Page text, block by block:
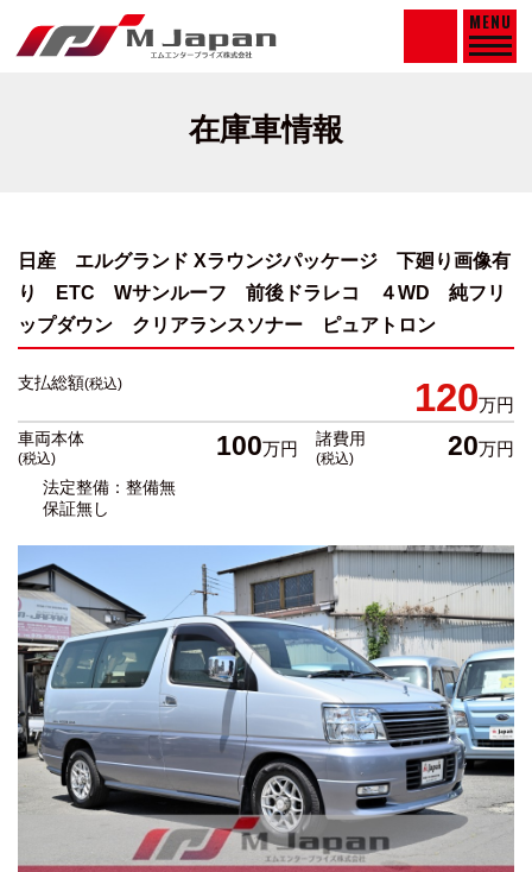
MENU
在庫車情報
日産 エルグランド Xラウンジパッケージ 下廻り画像有
り ETC Wサンルーフ 前後ドラレコ ４WD 純フリ
ップダウン クリアランスソナー ピュアトロン
支払総額(税込) 120万円
車両本体
(税込) 100万円 諸費用
(税込) 20万円
法定整備：整備無
保証無し